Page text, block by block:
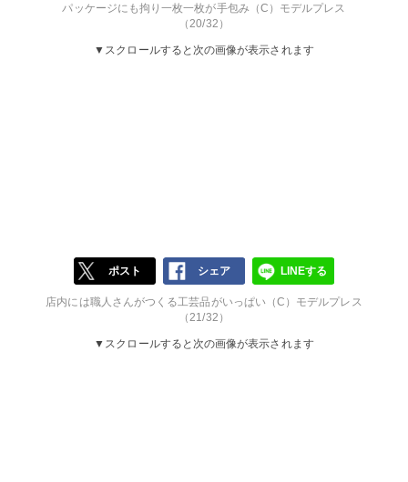
パッケージにも拘り一枚一枚が手包み（C）モデルプレス
（20/32）
▼スクロールすると次の画像が表示されます
ポスト シェア LINEする
店内には職人さんがつくる工芸品がいっぱい（C）モデルプレス
（21/32）
▼スクロールすると次の画像が表示されます